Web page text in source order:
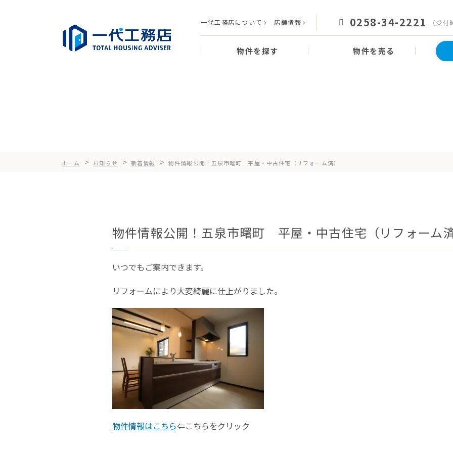
一代工務店について 店舗情報 0258-34-2221 （受
物件を探す 物件を売る
ホーム > お知らせ > 新着情報 > 物件情報公開！五泉市曙町 平屋・中古住宅（リフォーム済）
物件情報公開！五泉市曙町 平屋・中古住宅（リフォーム
いつでもご案内できます。
リフォームにより大変綺麗に仕上がりました。
物件情報はこちら⇐こちらをクリック